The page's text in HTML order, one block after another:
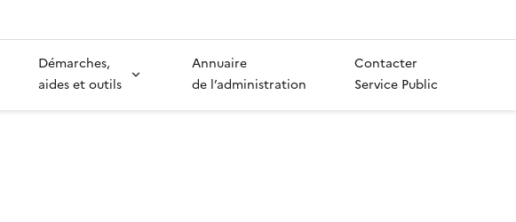
Démarches,
aides et outils
Annuaire
de l’administration
Contacter
Service Public